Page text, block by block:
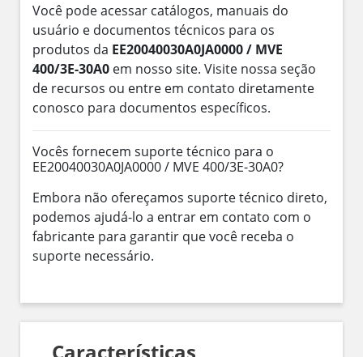
Você pode acessar catálogos, manuais do
usuário e documentos técnicos para os
produtos da EE20040030A0JA0000 / MVE
400/3E-30A0 em nosso site. Visite nossa seção
de recursos ou entre em contato diretamente
conosco para documentos específicos.
Vocês fornecem suporte técnico para o
EE20040030A0JA0000 / MVE 400/3E-30A0?
Embora não ofereçamos suporte técnico direto,
podemos ajudá-lo a entrar em contato com o
fabricante para garantir que você receba o
suporte necessário.